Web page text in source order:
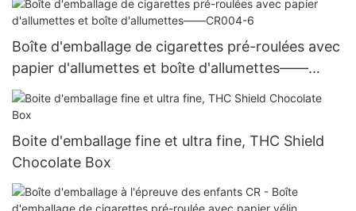
Boîte d'emballage de cigarettes pré-roulées avec
papier d'allumettes et boîte d'allumettes——
CR004-6
Boite d'emballage fine et ultra fine, THC Shield
Chocolate Box